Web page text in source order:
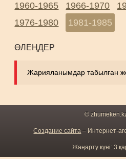
1960-1965 1966-1970
1976-1980
1981-1985
ӨЛЕҢДЕР
Жарияланымдар табылған
©
Создание сайта – Интернет-
Жаңарту күні: 3